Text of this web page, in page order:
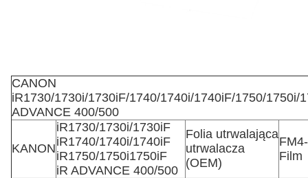
CANON
iR1730/1730i/1730iF/1740/1740i/1740iF/1750/1750i/
ADVANCE 400/500
KANON
iR1730/1730i/1730iF
iR1740/1740i/1740iF
iR1750/1750i1750iF
iR ADVANCE 400/500
Folia utrwalająca
utrwalacza
(OEM)
Film